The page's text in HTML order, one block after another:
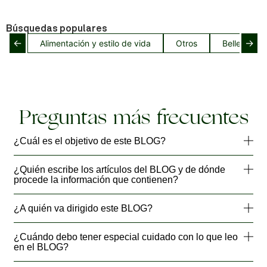
Búsquedas populares
← Alimentación y estilo de vida Otros Belleza
→
Preguntas más frecuentes
¿Cuál es el objetivo de este BLOG?
¿Quién escribe los artículos del BLOG y de dónde
procede la información que contienen?
¿A quién va dirigido este BLOG?
¿Cuándo debo tener especial cuidado con lo que leo
en el BLOG?